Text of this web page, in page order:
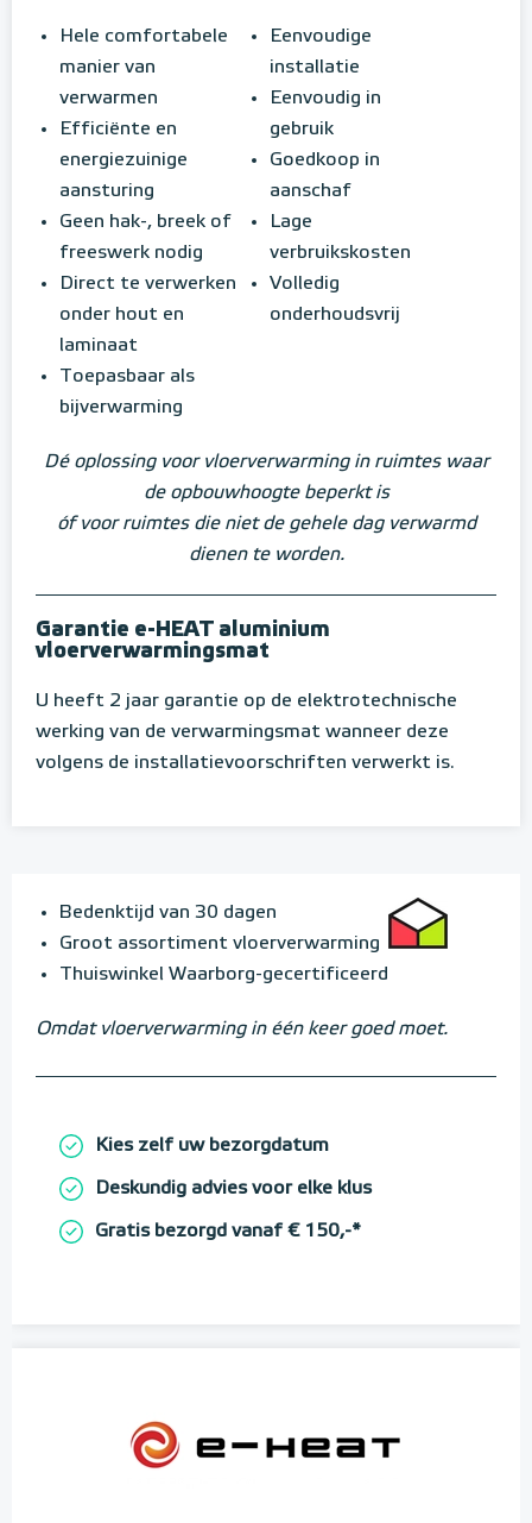
Hele comfortabele
manier van
verwarmen
Efficiënte en
energiezuinige
aansturing
Geen hak-, breek of
freeswerk nodig
Direct te verwerken
onder hout en
laminaat
Toepasbaar als
bijverwarming
Eenvoudige
installatie
Eenvoudig in
gebruik
Goedkoop in
aanschaf
Lage
verbruikskosten
Volledig
onderhoudsvrij
Dé oplossing voor vloerverwarming in ruimtes waar
de opbouwhoogte beperkt is
óf voor ruimtes die niet de gehele dag verwarmd
dienen te worden.
Garantie e-HEAT aluminium
vloerverwarmingsmat
U heeft 2 jaar garantie op de elektrotechnische
werking van de verwarmingsmat wanneer deze
volgens de installatievoorschriften verwerkt is.
Bedenktijd van 30 dagen
Groot assortiment vloerverwarming
Thuiswinkel Waarborg-gecertificeerd
Omdat vloerverwarming in één keer goed moet.
Kies zelf uw bezorgdatum
Deskundig advies voor elke klus
Gratis bezorgd vanaf € 150,-*